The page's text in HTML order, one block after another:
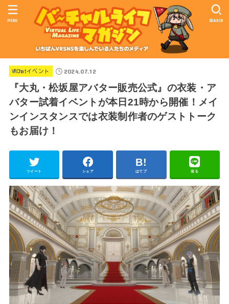
SEARCH
MENU
VRChatイベント 2024.07.12
『大丸・松坂屋アバター販売公式』の衣装・ア
バター試着イベントが本日21時から開催！メイ
ンインスタンスでは衣装制作者のゲストトーク
もお届け！
ツイート シェア はてブ 送る